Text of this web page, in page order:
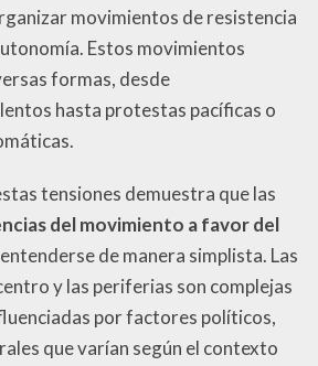
movimientos de resistencia
Estos movimientos
formas, desde
hasta protestas pacíficas o
tensiones demuestra que las
del movimiento a favor del
de manera simplista. Las
y las periferias son complejas
por factores políticos,
que varían según el contexto